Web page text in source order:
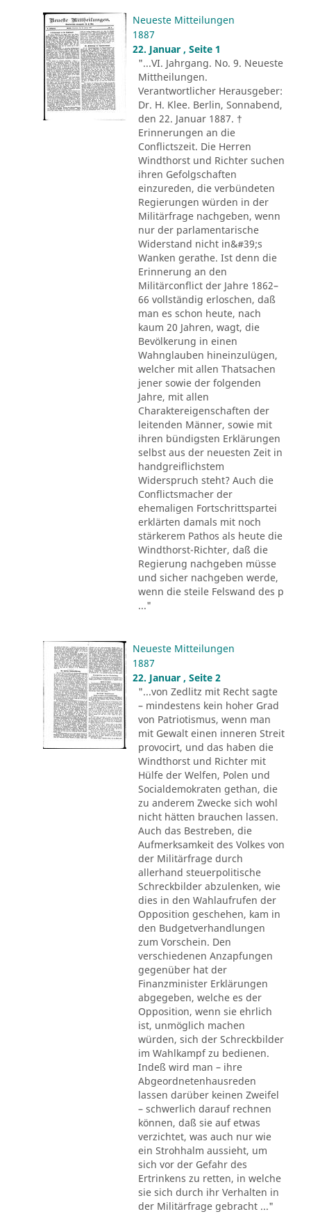
Neueste Mitteilungen
1887
22. Januar , Seite 1
"...VI. Jahrgang. No. 9. Neueste
Mittheilungen.
Verantwortlicher Herausgeber:
Dr. H. Klee. Berlin, Sonnabend,
den 22. Januar 1887. †
Erinnerungen an die
Conflictszeit. Die Herren
Windthorst und Richter suchen
ihren Gefolgschaften
einzureden, die verbündeten
Regierungen würden in der
Militärfrage nachgeben, wenn
nur der parlamentarische
Widerstand nicht in&#39;s
Wanken gerathe. Ist denn die
Erinnerung an den
Militärconflict der Jahre 1862–
66 vollständig erloschen, daß
man es schon heute, nach
kaum 20 Jahren, wagt, die
Bevölkerung in einen
Wahnglauben hineinzulügen,
welcher mit allen Thatsachen
jener sowie der folgenden
Jahre, mit allen
Charaktereigenschaften der
leitenden Männer, sowie mit
ihren bündigsten Erklärungen
selbst aus der neuesten Zeit in
handgreiflichstem
Widerspruch steht? Auch die
Conflictsmacher der
ehemaligen Fortschrittspartei
erklärten damals mit noch
stärkerem Pathos als heute die
Windthorst-Richter, daß die
Regierung nachgeben müsse
und sicher nachgeben werde,
wenn die steile Felswand des p
..."
Neueste Mitteilungen
1887
22. Januar , Seite 2
"...von Zedlitz mit Recht sagte
– mindestens kein hoher Grad
von Patriotismus, wenn man
mit Gewalt einen inneren Streit
provocirt, und das haben die
Windthorst und Richter mit
Hülfe der Welfen, Polen und
Socialdemokraten gethan, die
zu anderem Zwecke sich wohl
nicht hätten brauchen lassen.
Auch das Bestreben, die
Aufmerksamkeit des Volkes von
der Militärfrage durch
allerhand steuerpolitische
Schreckbilder abzulenken, wie
dies in den Wahlaufrufen der
Opposition geschehen, kam in
den Budgetverhandlungen
zum Vorschein. Den
verschiedenen Anzapfungen
gegenüber hat der
Finanzminister Erklärungen
abgegeben, welche es der
Opposition, wenn sie ehrlich
ist, unmöglich machen
würden, sich der Schreckbilder
im Wahlkampf zu bedienen.
Indeß wird man – ihre
Abgeordnetenhausreden
lassen darüber keinen Zweifel
– schwerlich darauf rechnen
können, daß sie auf etwas
verzichtet, was auch nur wie
ein Strohhalm aussieht, um
sich vor der Gefahr des
Ertrinkens zu retten, in welche
sie sich durch ihr Verhalten in
der Militärfrage gebracht ..."